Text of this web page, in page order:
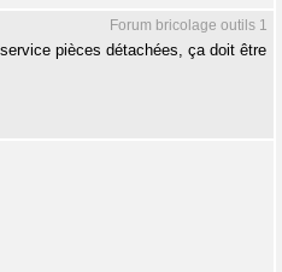
Forum bricolage outils 1
pièces détachées, ça doit être